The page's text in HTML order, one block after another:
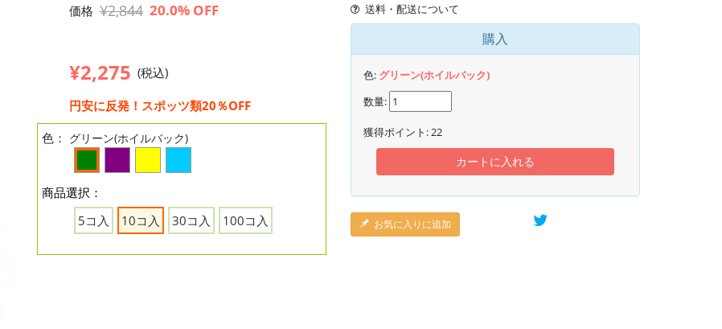
価格 ¥2,844 20.0% OFF
¥2,275 (税込)
円安に反発！スポッツ類20％OFF
色： グリーン(ホイルバック)
商品選択：
5コ入
10コ入 30コ入 100コ入
送料・配送について
購入
色: グリーン(ホイルバック)
数量:
獲得ポイント:22
カートに入れる
お気に入りに追加